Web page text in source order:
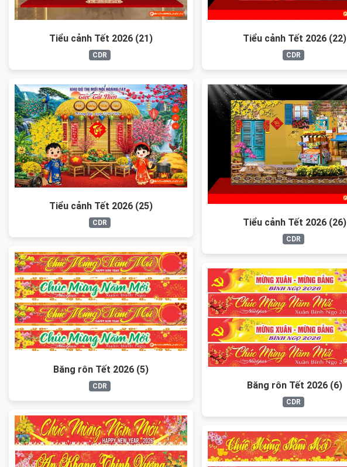
Tiểu cảnh Tết 2026 (21)
CDR
Tiểu cảnh Tết 2026 (22)
CDR
Tiểu cảnh Tết 2026 (25)
CDR Tiểu cảnh Tết 2026 (26)
CDR
Băng rôn Tết 2026 (5)
CDR Băng rôn Tết 2026 (6)
CDR